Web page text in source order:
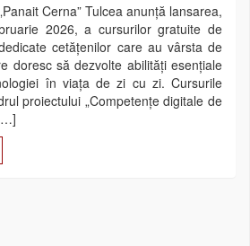
Cerna” Tulcea anunță lansarea,
2026, a cursurilor gratuite de
cetățenilor care au vârsta de
doresc să dezvolte abilități esențiale
în viața de zi cu zi. Cursurile
proiectului „Competențe digitale de